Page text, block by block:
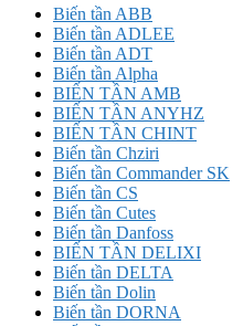
Biến tần ABB
Biến tần ADLEE
Biến tần ADT
Biến tần Alpha
BIẾN TẦN AMB
BIẾN TẦN ANYHZ
BIẾN TẦN CHINT
Biến tần Chziri
Biến tần Commander SK
Biến tần CS
Biến tần Cutes
Biến tần Danfoss
BIẾN TẦN DELIXI
Biến tần DELTA
Biến tần Dolin
Biến tần DORNA